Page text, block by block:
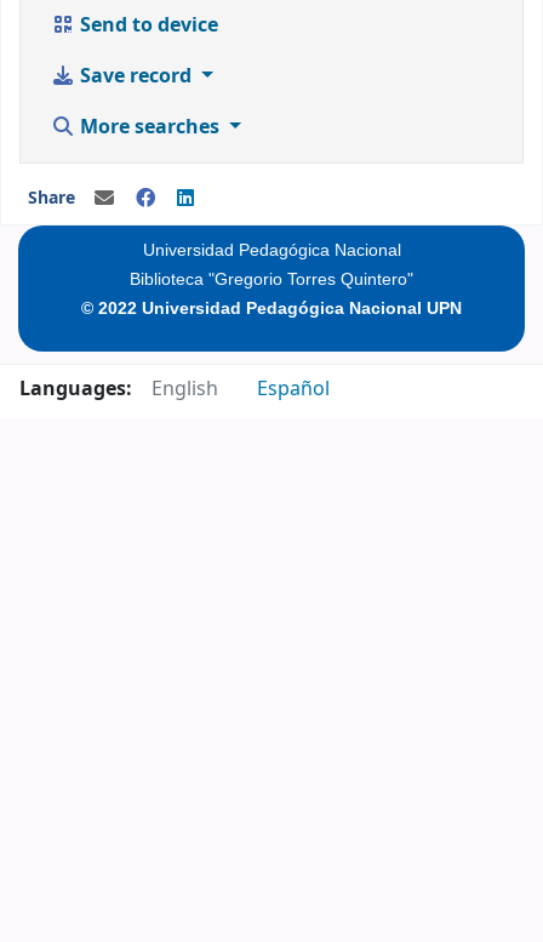
Send to device
Save record
More searches
Share
Universidad Pedagógica Nacional
Biblioteca "Gregorio Torres Quintero"
© 2022 Universidad Pedagógica Nacional UPN
Languages: English Español